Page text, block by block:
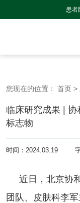
患者
您现在的位置： 首页>
临床研究成果 |
标志物
时间： 2024.03.19
近日，北京协
团队、皮肤科李